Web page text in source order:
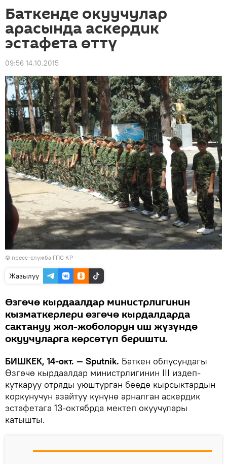
Баткенде окуучулар
арасында аскердик
эстафета өттү
09:56 14.10.2015
© пресс-служба ГПС КР
Жазылуу
Өзгөчө кырдаалдар министрлигинин
кызматкерлери өзгөчө кырдалдарда
сактануу жол-жоболорун иш жүзүндө
окуучуларга көрсөтүп беришти.
БИШКЕК, 14-окт. — Sputnik. Баткен облусундагы
Өзгөчө кырдаалдар министрлигинин III издеп-
куткаруу отряды уюштурган бөөдө кырсыктардын
коркунучун азайтуу күнүнө арналган аскердик
эстафетага 13-октябрда мектеп окуучулары
катышты.